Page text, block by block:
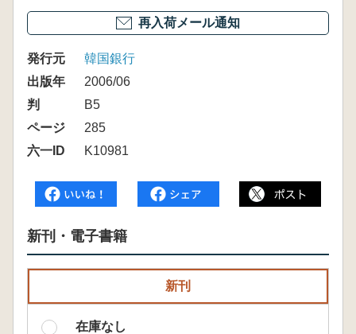
再入荷メール通知
発行元
韓国銀行
出版年
2006/06
判
B5
ページ
285
六一ID
K10981
新刊・電子書籍
新刊
在庫なし